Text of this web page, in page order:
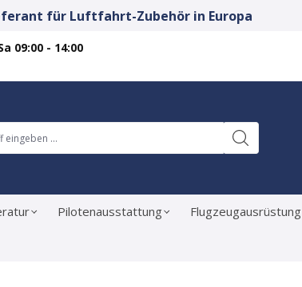
für Luftfahrt-Zubehör in Europa
09:00 - 14:00
Pilotenausstattung Flugzeugausrüstung